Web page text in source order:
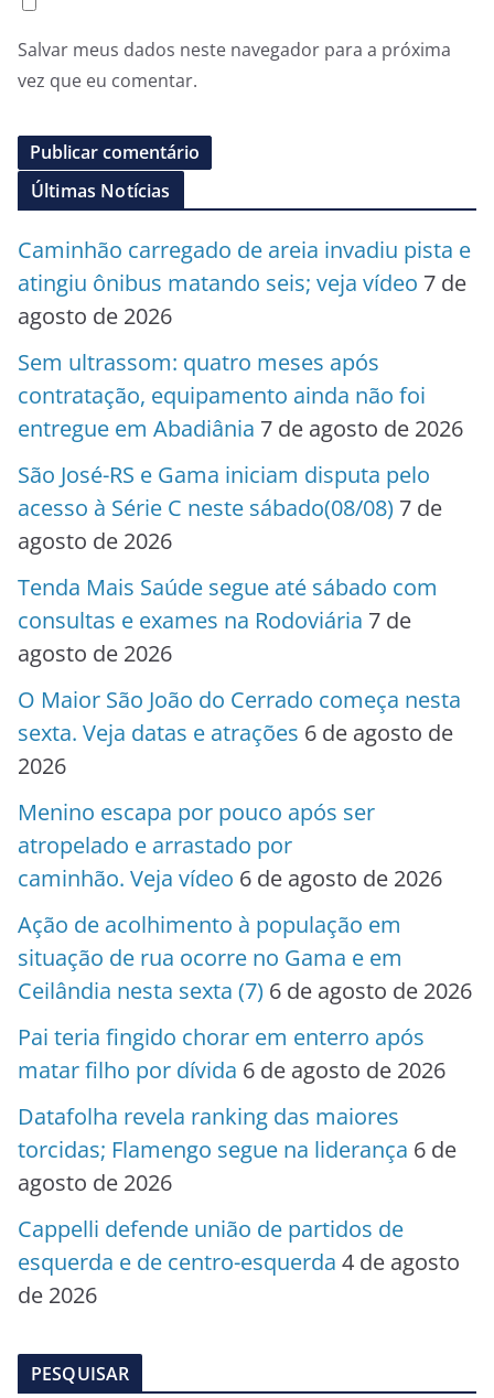
Salvar meus dados neste navegador para a próxima
vez que eu comentar.
Últimas Notícias
Caminhão carregado de areia invadiu pista e
atingiu ônibus matando seis; veja vídeo 7 de
agosto de 2026
Sem ultrassom: quatro meses após
contratação, equipamento ainda não foi
entregue em Abadiânia 7 de agosto de 2026
São José-RS e Gama iniciam disputa pelo
acesso à Série C neste sábado(08/08) 7 de
agosto de 2026
Tenda Mais Saúde segue até sábado com
consultas e exames na Rodoviária 7 de
agosto de 2026
O Maior São João do Cerrado começa nesta
sexta. Veja datas e atrações 6 de agosto de
2026
Menino escapa por pouco após ser
atropelado e arrastado por
caminhão. Veja vídeo 6 de agosto de 2026
Ação de acolhimento à população em
situação de rua ocorre no Gama e em
Ceilândia nesta sexta (7) 6 de agosto de 2026
Pai teria fingido chorar em enterro após
matar filho por dívida 6 de agosto de 2026
Datafolha revela ranking das maiores
torcidas; Flamengo segue na liderança 6 de
agosto de 2026
Cappelli defende união de partidos de
esquerda e de centro-esquerda 4 de agosto
de 2026
PESQUISAR